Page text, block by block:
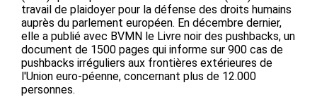
travail de plaidoyer pour la défense des droits humains
auprès du parlement européen. En décembre dernier,
elle a publié avec BVMN le Livre noir des pushbacks, un
document de 1500 pages qui informe sur 900 cas de
pushbacks irréguliers aux frontières extérieures de
l'Union euro-péenne, concernant plus de 12.000
personnes.